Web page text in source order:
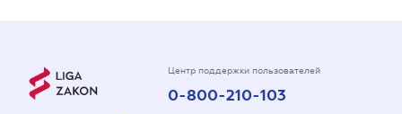
Центр поддержки пользователей
0-800-210-103